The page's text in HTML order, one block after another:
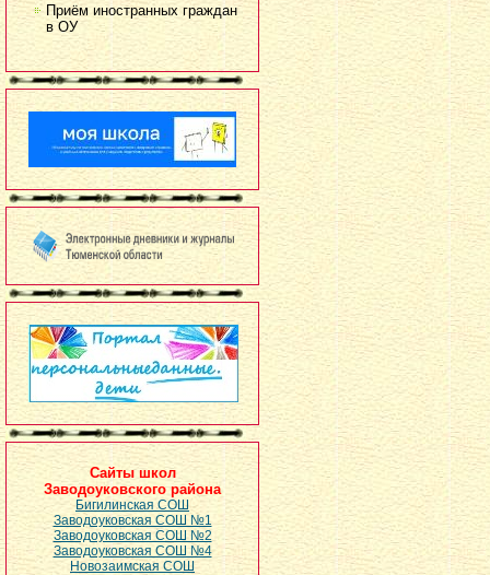
Приём иностранных граждан
в ОУ
Сайты школ
Заводоуковского района
Бигилинская СОШ
Заводоуковская СОШ №1
Заводоуковская СОШ №2
Заводоуковская СОШ №4
Новозаимская СОШ